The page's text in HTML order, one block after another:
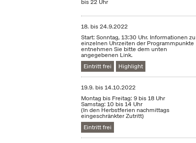
bis 22 Uhr
18. bis24.9.2022
Start: Sonntag, 13:30 Uhr. Informationen zu
einzelnen Uhrzeiten der Programmpunkte
entnehmen Sie bitte dem unten
angegebenen Link.
Eintritt frei
Highlight
19.9. bis14.10.2022
Montag bis Freitag: 9 bis 18 Uhr
Samstag: 10 bis 14 Uhr
(In den Herbstferien nachmittags
eingeschränkter Zutritt)
Eintritt frei